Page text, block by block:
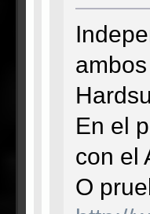
En el
con el
O